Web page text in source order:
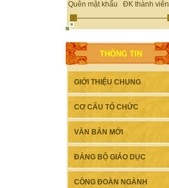
Quên mật khẩu ĐK thành viên
THÔNG TIN
GIỚI THIỆU CHUNG
CƠ CẤU TỔ CHỨC
VĂN BẢN MỚI
ĐẢNG BỘ GIÁO DỤC
CÔNG ĐOÀN NGÀNH